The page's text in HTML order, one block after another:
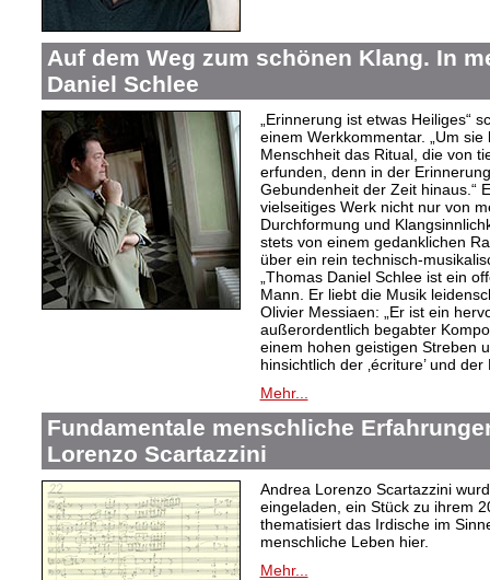
Auf dem Weg zum schönen Klang. In
Daniel Schlee
„Erinnerung ist etwas Heiliges“
einem Werkkommentar. „Um
Menschheit das Ritual, die von
erfunden, denn in der
Gebundenheit der Zeit hinaus.“
vielseitiges Werk nicht nur von
Durchformung und
stets von einem gedanklichen
über ein rein technisch-
„Thomas Daniel Schlee ist ein
Mann. Er liebt die Musik
Olivier Messiaen: „Er ist ein
außerordentlich begabter
einem hohen geistigen Streben
hinsichtlich der ‚écriture’ und der
Mehr...
Fundamentale menschliche
Lorenzo Scartazzini
Andrea Lorenzo Scartazzini
eingeladen, ein Stück zu ihrem
thematisiert das Irdische im
menschliche Leben hier.
Mehr...